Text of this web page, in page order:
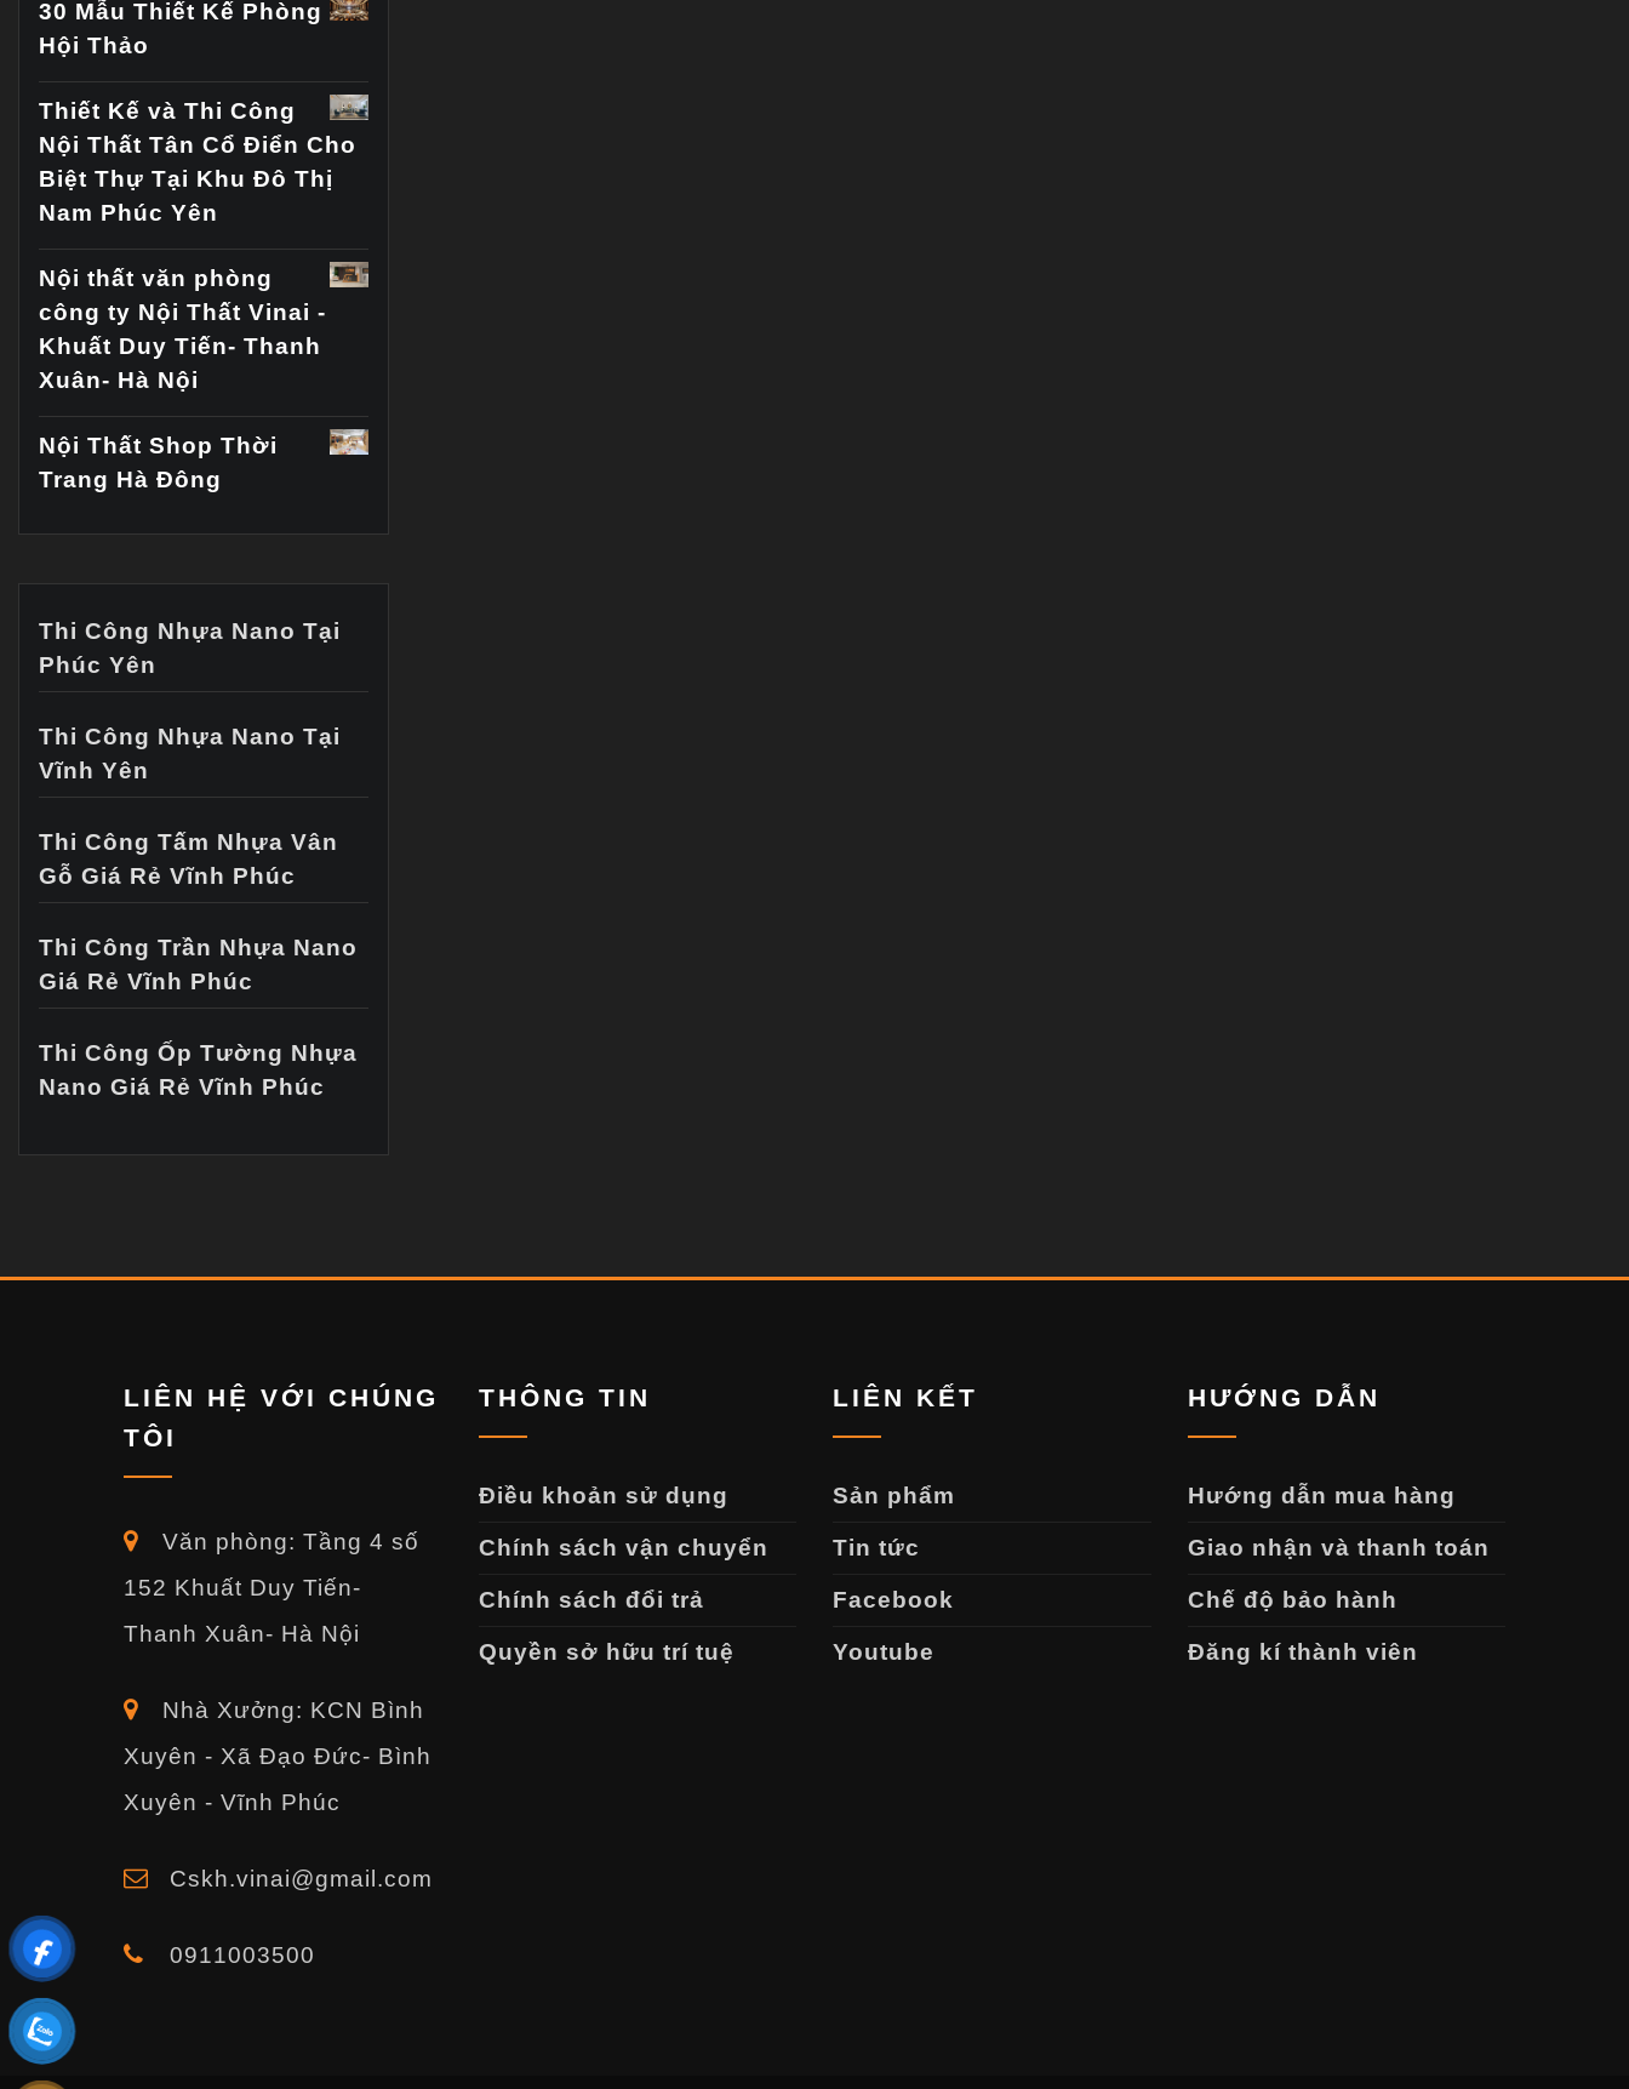
30 Mẫu Thiết Kế Phòng
Hội Thảo
Thiết Kế và Thi Công
Nội Thất Tân Cổ Điển Cho
Biệt Thự Tại Khu Đô Thị
Nam Phúc Yên
Nội thất văn phòng
công ty Nội Thất Vinai -
Khuất Duy Tiến- Thanh
Xuân- Hà Nội
Nội Thất Shop Thời
Trang Hà Đông
Thi Công Nhựa Nano Tại
Phúc Yên
Thi Công Nhựa Nano Tại
Vĩnh Yên
Thi Công Tấm Nhựa Vân
Gỗ Giá Rẻ Vĩnh Phúc
Thi Công Trần Nhựa Nano
Giá Rẻ Vĩnh Phúc
Thi Công Ốp Tường Nhựa
Nano Giá Rẻ Vĩnh Phúc
LIÊN HỆ VỚI CHÚNG
TÔI
Văn phòng: Tầng 4 số
152 Khuất Duy Tiến-
Thanh Xuân- Hà Nội
Nhà Xưởng: KCN Bình
Xuyên - Xã Đạo Đức- Bình
Xuyên - Vĩnh Phúc
Cskh.vinai@gmail.com
0911003500
THÔNG TIN
Điều khoản sử dụng
Chính sách vận chuyển
Chính sách đổi trả
Quyền sở hữu trí tuệ
LIÊN KẾT
Sản phẩm
Tin tức
Facebook
Youtube
HƯỚNG DẪN
Hướng dẫn mua hàng
Giao nhận và thanh toán
Chế độ bảo hành
Đăng kí thành viên